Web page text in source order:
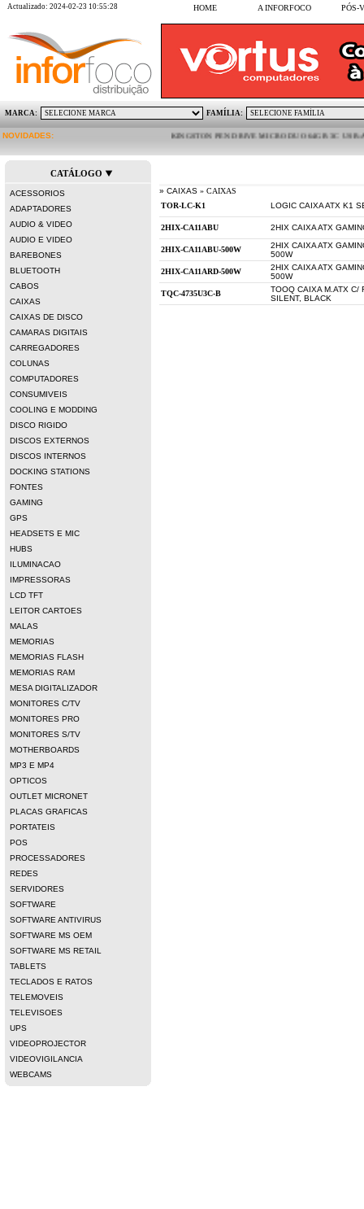
Actualizado: 2024-02-23 10:55:28 HOME A INFORFOCO PÓS-
MARCA: FAMÍLIA:
NOVIDADES: KINGSTON PEN DRIVE MICRO DUO 64GB 3C USB-A
CATÁLOGO
ACESSORIOS
ADAPTADORES
AUDIO & VIDEO
AUDIO E VIDEO
BAREBONES
BLUETOOTH
CABOS
CAIXAS
CAIXAS DE DISCO
CAMARAS DIGITAIS
CARREGADORES
COLUNAS
COMPUTADORES
CONSUMIVEIS
COOLING E MODDING
DISCO RIGIDO
DISCOS EXTERNOS
DISCOS INTERNOS
DOCKING STATIONS
FONTES
GAMING
GPS
HEADSETS E MIC
HUBS
ILUMINACAO
IMPRESSORAS
LCD TFT
LEITOR CARTOES
MALAS
MEMORIAS
MEMORIAS FLASH
MEMORIAS RAM
MESA DIGITALIZADOR
MONITORES C/TV
MONITORES PRO
MONITORES S/TV
MOTHERBOARDS
MP3 E MP4
OPTICOS
OUTLET MICRONET
PLACAS GRAFICAS
PORTATEIS
POS
PROCESSADORES
REDES
SERVIDORES
SOFTWARE
SOFTWARE ANTIVIRUS
SOFTWARE MS OEM
SOFTWARE MS RETAIL
TABLETS
TECLADOS E RATOS
TELEMOVEIS
TELEVISOES
UPS
VIDEOPROJECTOR
VIDEOVIGILANCIA
WEBCAMS
» CAIXAS » CAIXAS
LOGIC CAIXA ATX K1
2HIX CAIXA ATX
2HIX CAIXA ATX
500W
2HIX CAIXA ATX
500W
TOOQ CAIXA M.ATX C/
SILENT, BLACK